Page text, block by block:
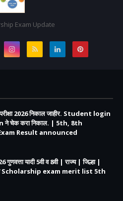
Exam Update
परीक्षा 2026 निकाल जाहीर. Student login
ने चेक करा निकाल. | 5th, 8th
Result announced
गुणवत्ता यादी 5वी व 8वी | राज्य | जिल्हा |
Scholarship exam merit list 5th